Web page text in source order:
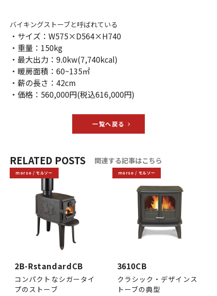
バイキングストーブと呼ばれている
・サイズ：W575×D564×H740
・重量：150kg
・最大出力：9.0kw(7,740kcal)
・暖房面積：60~135㎡
・薪の長さ：42cm
・価格：560,000円(税込616,000円)
一覧へ戻る
RELATED POSTS 関連する記事はこちら
morso / モルソー
2B-RstandardCB
コンパクトなシガータイ
プのストーブ
morso / モルソー
3610CB
クラシック・デザインス
トーブの典型